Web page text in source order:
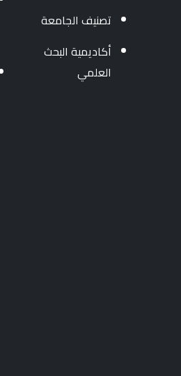
تصنيف الجامعة
أكاديمية البحث
العلمي